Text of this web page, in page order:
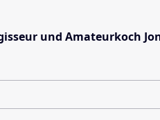
und Amateurkoch